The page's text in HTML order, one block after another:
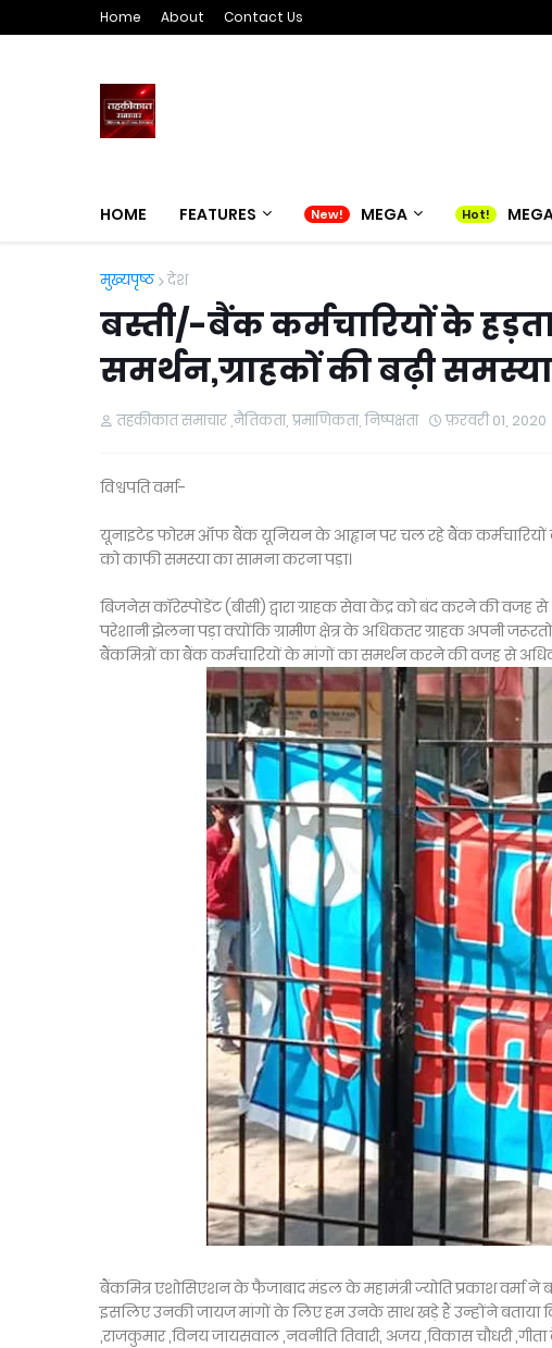
Home About Contact Us
HOME FEATURES MEGA
मुख्यपृष्ठ देश
बस्ती/-बैंक कर्मचारियों के
समर्थन,ग्राहकों की बढ़ी समस्या
तहकीकात समाचार ,नैतिकता, प्रमाणिकता, निष्पक्षता फ़रवरी 01, 2020
विश्वपति वर्मा-
यूनाइटेड फोरम ऑफ बैंक यूनियन के आह्वान पर चल रहे बैंक कर्मचारियों
को काफी समस्या का सामना करना पड़ा।
बिजनेस कॉरेस्पोंडेंट (बीसी) द्वारा ग्राहक सेवा केंद्र को बंद करने की
परेशानी झेलना पड़ा क्योंकि ग्रामीण क्षेत्र के अधिकतर ग्राहक अपनी
बैंकमित्रों का बैंक कर्मचारियों के मांगों का समर्थन करने की वजह से
बैंकमित्र एशोसिएशन के फैजाबाद मंडल के महामंत्री ज्योति प्रकाश वर्मा ने
इसलिए उनकी जायज मांगों के लिए हम उनके साथ खड़े हैं उन्होंने बताया कि
,राजकुमार ,विनय जायसवाल ,नवनीति तिवारी, अजय ,विकास चौधरी